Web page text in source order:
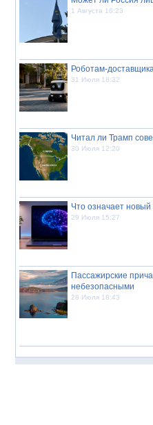
1 Августа 16:23
Роботам-
31 Июля 18:32
Читал ли Трамп
30 Июля 12:20
Что означает
29 Июля 15:27
Пассажирские
небезопасными
28 Июля 18:43